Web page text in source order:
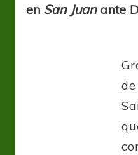
en San Juanante
de